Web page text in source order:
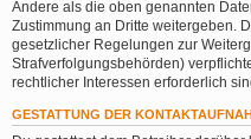
Andere als die oben genannten
Zustimmung an Dritte weitergeben.
gesetzlicher Regelungen zur
Strafverfolgungsbehörden)
rechtlicher Interessen erforderlich
GESTATTUNG DER